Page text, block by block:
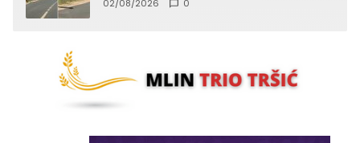
02/08/2026 0